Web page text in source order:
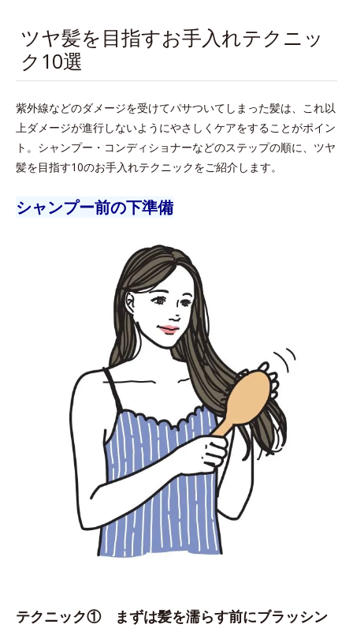
ツヤ髪を目指すお手入れテクニッ
ク10選
紫外線などのダメージを受けてパサついてしまった髪は、これ以
上ダメージが進行しないようにやさしくケアをすることがポイン
ト。シャンプー・コンディショナーなどのステップの順に、ツヤ
髪を目指す10のお手入れテクニックをご紹介します。
シャンプー前の下準備
テクニック① まずは髪を濡らす前にブラッシン